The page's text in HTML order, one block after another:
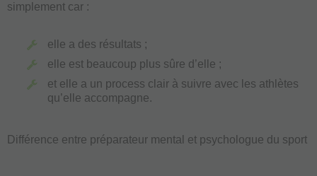
simplement car :
elle a des résultats ;
elle est beaucoup plus sûre d’elle ;
et elle a un process clair à suivre avec les athlètes
qu’elle accompagne.
Différence entre préparateur mental et psychologue du sport